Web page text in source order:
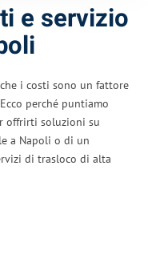
e servizio
i costi sono un fattore
perché puntiamo
offrirti soluzioni su
a Napoli o di un
di trasloco di alta